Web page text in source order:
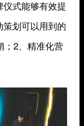
式能够有效提
划可以用到的
；2、精准化营